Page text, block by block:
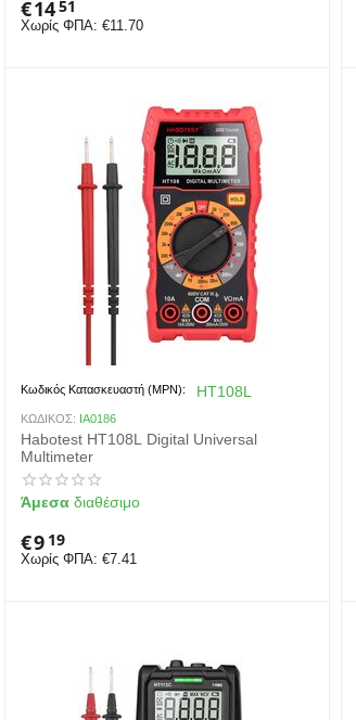
€1451
Χωρίς ΦΠΑ: €11.70
Κωδικός Κατασκευαστή (MPN): HT108L
ΚΩΔΙΚΟΣ: IA0186
Habotest HT108L Digital Universal
Multimeter
Άμεσα διαθέσιμο
€9 19
Χωρίς ΦΠΑ: €7.41